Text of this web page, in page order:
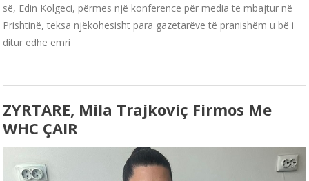
së, Edin Kolgeci, përmes një konference për media të mbajtur në
Prishtinë, teksa njëkohësisht para gazetarëve të pranishëm u bë i
ditur edhe emri
ZYRTARE, Mila Trajkoviç Firmos Me
WHC ÇAIR